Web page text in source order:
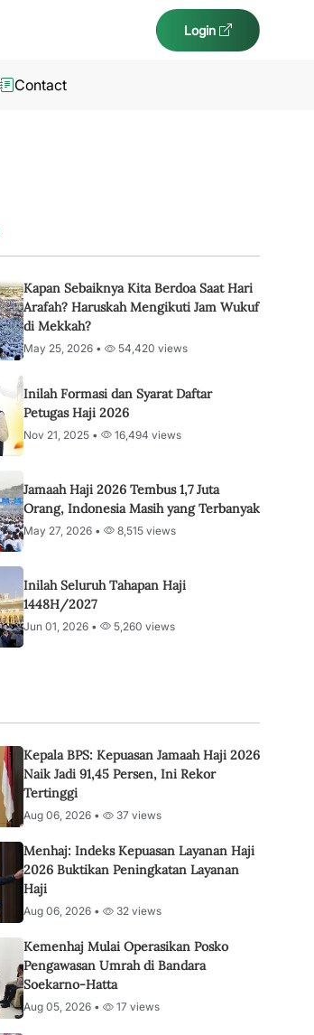
Login
Contact
Kapan Sebaiknya Kita Berdoa Saat Hari
Arafah? Haruskah Mengikuti Jam Wukuf
di Mekkah?
May 25, 2026 • 54,420 views
Inilah Formasi dan Syarat Daftar
Petugas Haji 2026
Nov 21, 2025 • 16,494 views
Jamaah Haji 2026 Tembus 1,7 Juta
Orang, Indonesia Masih yang Terbanyak
May 27, 2026 • 8,515 views
Inilah Seluruh Tahapan Haji
1448H/2027
Jun 01, 2026 • 5,260 views
Kepala BPS: Kepuasan Jamaah Haji 2026
Naik Jadi 91,45 Persen, Ini Rekor
Tertinggi
Aug 06, 2026 • 37 views
Menhaj: Indeks Kepuasan Layanan Haji
2026 Buktikan Peningkatan Layanan
Haji
Aug 06, 2026 • 32 views
Kemenhaj Mulai Operasikan Posko
Pengawasan Umrah di Bandara
Soekarno-Hatta
Aug 05, 2026 • 17 views